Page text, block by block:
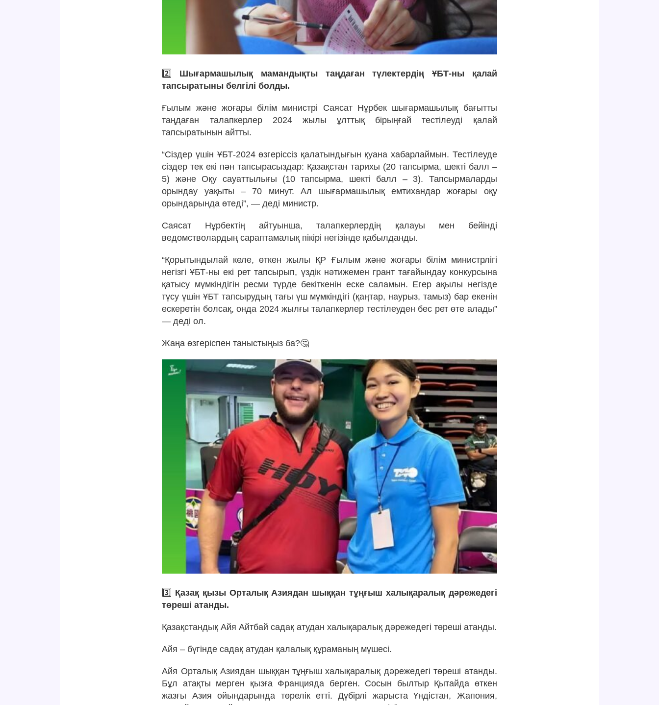
2️⃣ Шығармашылық мамандықты таңдаған түлектердің ҰБТ-ны қалай
тапсыратыны белгілі болды.
Ғылым және жоғары білім министрі Саясат Нұрбек шығармашылық бағытты
таңдаған талапкерлер 2024 жылы ұлттық бірыңғай тестілеуді қалай
тапсыратынын айтты.
“Сіздер үшін ҰБТ-2024 өзгеріссіз қалатындығын қуана хабарлаймын. Тестілеуде
сіздер тек екі пән тапсырасыздар: Қазақстан тарихы (20 тапсырма, шекті балл –
5) және Оқу сауаттылығы (10 тапсырма, шекті балл – 3). Тапсырмаларды
орындау уақыты – 70 минут. Ал шығармашылық емтихандар жоғары оқу
орындарында өтеді”, — деді министр.
Саясат Нұрбектің айтуынша, талапкерлердің қалауы мен бейінді
ведомстволардың сараптамалық пікірі негізінде қабылданды.
“Қорытындылай келе, өткен жылы ҚР Ғылым және жоғары білім министрлігі
негізгі ҰБТ-ны екі рет тапсырып, үздік нәтижемен грант тағайындау конкурсына
қатысу мүмкіндігін ресми түрде бекіткенін еске саламын. Егер ақылы негізде
түсу үшін ҰБТ тапсырудың тағы үш мүмкіндігі (қаңтар, наурыз, тамыз) бар екенін
ескеретін болсақ, онда 2024 жылғы талапкерлер тестілеуден бес рет өте алады”
— деді ол.
Жаңа өзгеріспен таныстыңыз ба?🤔
3️⃣ Қазақ қызы Орталық Азиядан шыққан тұңғыш халықаралық дәрежедегі
төреші атанды.
Қазақстандық Айя Айтбай садақ атудан халықаралық дәрежедегі төреші атанды.
Айя – бүгінде садақ атудан қалалық құраманың мүшесі.
Айя Орталық Азиядан шыққан тұңғыш халықаралық дәрежедегі төреші атанды.
Бұл атақты мерген қызға Францияда берген. Сосын былтыр Қытайда өткен
жазғы Азия ойындарында төрелік етті. Дүбірлі жарыста Үндістан, Жапония,